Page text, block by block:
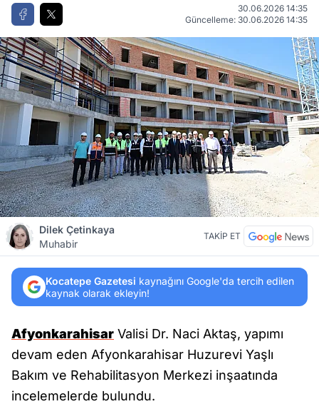
30.06.2026 14:35
Güncelleme: 30.06.2026 14:35
Dilek Çetinkaya
Muhabir
TAKİP ET
Kocatepe Gazetesi kaynağını Google'da tercih edilen
kaynak olarak ekleyin!
Afyonkarahisar Valisi Dr. Naci Aktaş, yapımı
devam eden Afyonkarahisar Huzurevi Yaşlı
Bakım ve Rehabilitasyon Merkezi inşaatında
incelemelerde bulundu.